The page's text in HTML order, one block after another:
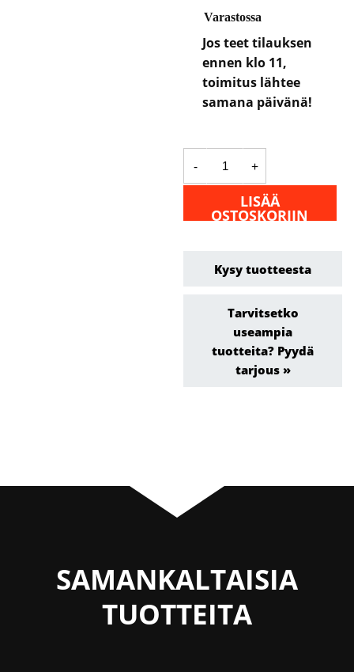
Varastossa
Jos teet tilauksen
ennen klo 11,
toimitus lähtee
samana päivänä!
-
Esisuodatin
Pullman
määrä
+
LISÄÄ
OSTOSKORIIN
Kysy tuotteesta
Tarvitsetko
useampia
tuotteita? Pyydä
tarjous »
SAMANKALTAISIA
TUOTTEITA